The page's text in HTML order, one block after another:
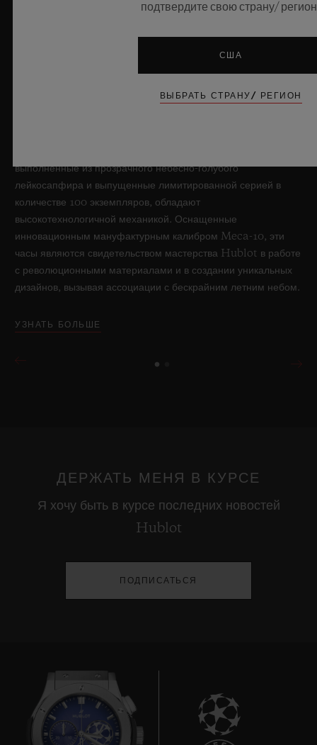
сомнения, в совершенстве владеющий технологиями
выполненные из прозрачного небесно-голубого
лейкосапфира и выпущенные лимитированной серией в
количестве 100 экземпляров, обладают
высокотехнологичной механикой. Оснащенные
инновационным мануфактурным калибром Meca-10, эти
часы являются свидетельством мастерства Hublot в работе
с революционными материалами и в создании уникальных
дизайнов, вызывая ассоциации с бескрайним летним небом.
УЗНАТЬ БОЛЬШЕ
ДЕРЖАТЬ МЕНЯ В КУРСЕ
Я хочу быть в курсе последних новостей
Hublot
ПОДПИСАТЬСЯ
подтвердите свою страну/
США
ВЫБРАТЬ СТРАНУ/ РЕГИОН